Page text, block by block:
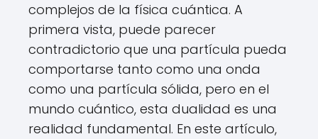
complejos de la física cuántica. A
primera vista, puede parecer
contradictorio que una partícula pueda
comportarse tanto como una onda
como una partícula sólida, pero en el
mundo cuántico, esta dualidad es una
realidad fundamental. En este artículo,